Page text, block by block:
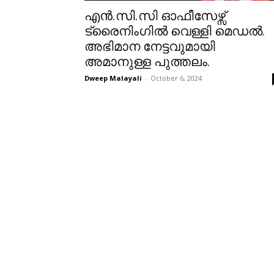
എൻ.സി.സി ഓഫീസേഴ്സ്
ട്രൈനിംഗിൽ വെള്ളി മെഡൽ.
അഭിമാന നേട്ടവുമായി
അമാനുള്ള പുത്തലം.
Dweep Malayali - October 6, 2024